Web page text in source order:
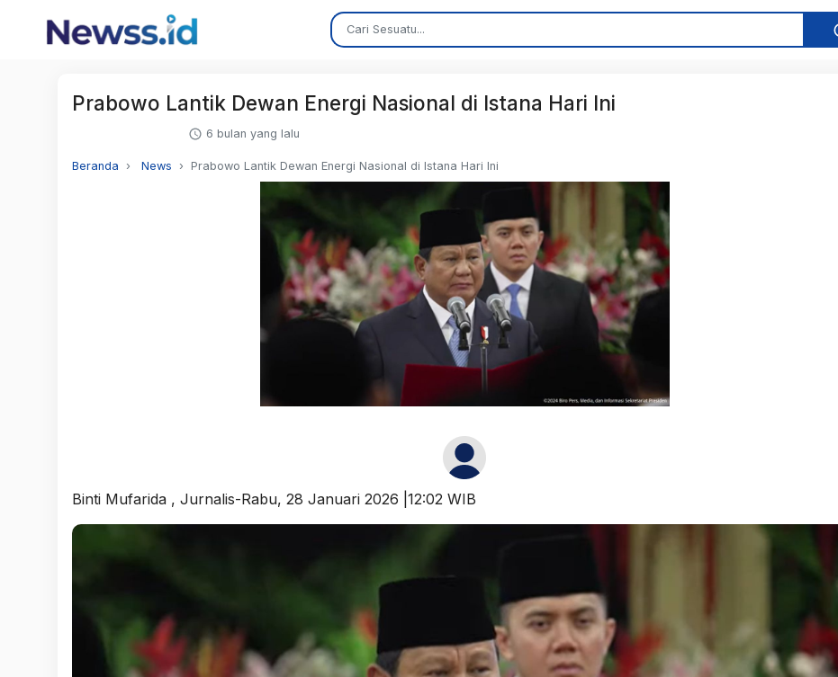
Prabowo Lantik Dewan Energi Nasional di Istana Hari Ini
6 bulan yang lalu
Beranda News Prabowo Lantik Dewan Energi Nasional di Istana Hari Ini
Binti Mufarida , Jurnalis-Rabu, 28 Januari 2026 |12:02 WIB